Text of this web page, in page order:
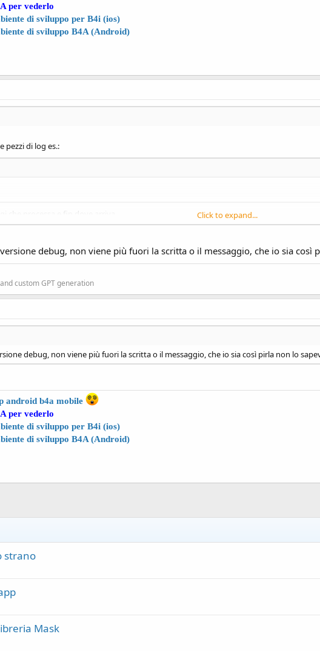
per vederlo
di sviluppo per B4i (ios)
di sviluppo B4A (Android)
pezzi di log es.:
che processa e fin dove arriva.
sbaglio lo da se nella casella in alto in Basic4Android hai selezionato debug invece
Click to expand...
debug, non viene più fuori la scritta o il messaggio, che io sia così
custom GPT generation
debug, non viene più fuori la scritta o il messaggio, che io sia così pirla non lo
android b4a mobile
per vederlo
di sviluppo per B4i (ios)
di sviluppo B4A (Android)
strano
Mask